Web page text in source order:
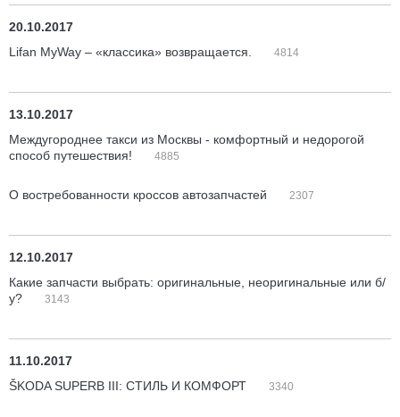
20.10.2017
Lifan MyWay – «классика» возвращается.
4814
13.10.2017
Междугороднее такси из Москвы - комфортный и недорогой
способ путешествия!
4885
О востребованности кроссов автозапчастей 2307
12.10.2017
Какие запчасти выбрать: оригинальные, неоригинальные или б/
у?
3143
11.10.2017
ŠKODA SUPERB III: СТИЛЬ И КОМФОРТ
3340